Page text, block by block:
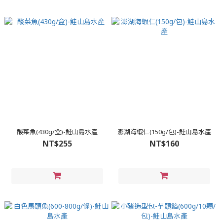
酸菜魚(430g/盒)-鮭山島水產
NT$255
澎湖海蝦仁(150g/包)-鮭山島水產
NT$160